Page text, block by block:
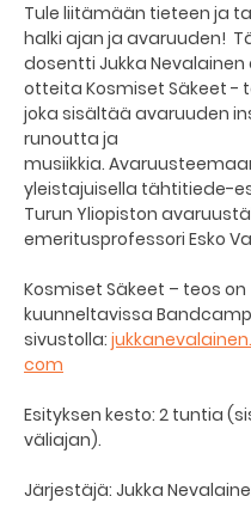
Tule liitämään tieteen ja
halki ajan ja avaruuden!
dosentti Jukka
otteita Kosmiset Säkeet -
joka sisältää avaruuden
runoutta ja
musiikkia.
yleistajuisella tähtitiede-
Turun Yliopiston
emeritusprofessori Esko
Kosmiset Säkeet – teos on
kuunneltavissa
sivustolla:
com
Esityksen kesto: 2 tuntia
väliajan).
Järjestäjä: Jukka